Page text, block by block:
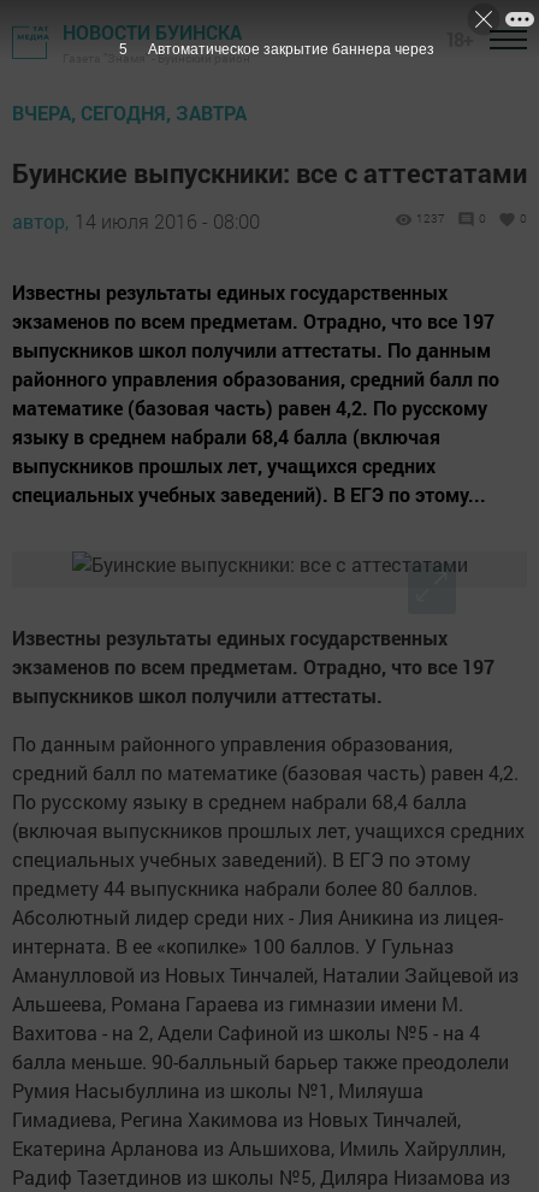
НОВОСТИ БУИНСКА
Газета "Знамя" - Буинский район
ВЧЕРА, СЕГОДНЯ, ЗАВТРА
Буинские выпускники: все с аттестатами
автор, 14 июля 2016 - 08:00 1237 0 0
Известны результаты единых государственных
экзаменов по всем предметам. Отрадно, что все 197
выпускников школ получили аттестаты. По данным
районного управления образования, средний балл по
математике (базовая часть) равен 4,2. По русскому
языку в среднем набрали 68,4 балла (включая
выпускников прошлых лет, учащихся средних
специальных учебных заведений). В ЕГЭ по этому...
Известны результаты единых государственных
экзаменов по всем предметам. Отрадно, что все 197
выпускников школ получили аттестаты.
По данным районного управления образования,
средний балл по математике (базовая часть) равен 4,2.
По русскому языку в среднем набрали 68,4 балла
(включая выпускников прошлых лет, учащихся средних
специальных учебных заведений). В ЕГЭ по этому
предмету 44 выпускника набрали более 80 баллов.
Абсолютный лидер среди них - Лия Аникина из лицея-
интерната. В ее «копилке» 100 баллов. У Гульназ
Аманулловой из Новых Тинчалей, Наталии Зайцевой из
Альшеева, Романа Гараева из гимназии имени М.
Вахитова - на 2, Адели Сафиной из школы №5 - на 4
балла меньше. 90-балльный барьер также преодолели
Румия Насыбуллина из школы №1, Миляуша
Гимадиева, Регина Хакимова из Новых Тинчалей,
Екатерина Арланова из Альшихова, Имиль Хайруллин,
Радиф Тазетдинов из школы №5, Диляра Низамова из
4 Автоматическое закрытие баннера через